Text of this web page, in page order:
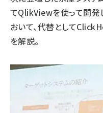
てQlikViewを使って開発
おいて、代替として
を解説。